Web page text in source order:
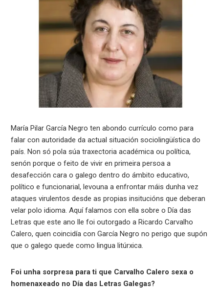
María Pilar García Negro ten abondo currículo como para
falar con autoridade da actual situación sociolingüística do
país. Non só pola súa traxectoria académica ou política,
senón porque o feito de vivir en primeira persoa a
desafección cara o galego dentro do ámbito educativo,
político e funcionarial, levouna a enfrontar máis dunha vez
ataques virulentos desde as propias insitucións que deberan
velar polo idioma. Aquí falamos con ella sobre o Día das
Letras que este ano lle foi outorgado a Ricardo Carvalho
Calero, quen coincidía con García Negro no perigo que supón
que o galego quede como lingua litúrxica.
Foi unha sorpresa para ti que Carvalho Calero sexa o
homenaxeado no Día das Letras Galegas?